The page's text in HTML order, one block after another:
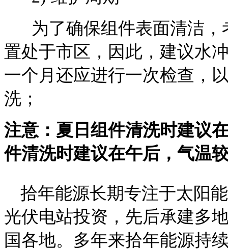
为了确保组件表面清洁，
置处于市区，因此，建议水
一个月还应进行一次检查，
洗；
注意：夏日组件清洗时建议
件清洗时建议在午后，气温
拾年能源长期专注于太阳
光伏电站投资，先后承建多
国各地。多年来拾年能源持